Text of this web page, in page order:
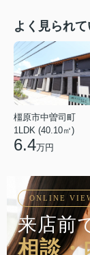
よく見られ
橿原市中曽司町
1LDK (40.10㎡)
6.4万円
ONLINE
来店前
相談・